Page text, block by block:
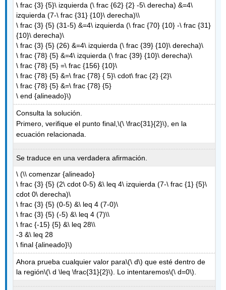
\ frac {3} {5}\ izquierda (\ frac {62} {2} -5\ derecha) &=4\
izquierda (7-\ frac {31} {10}\ derecha)\\
\ frac {3} {5} (31-5) &=4\ izquierda (\ frac {70} {10} -\ frac {31}
{10}\ derecha)\
\ frac {3} {5} (26) &=4\ izquierda (\ frac {39} {10}\ derecha)\
\ frac {78} {5} &=4\ izquierda (\ frac {39} {10}\ derecha)\
\ frac {78} {5} =\ frac {156} {10}\
\ frac {78} {5} &=\ frac {78} { 5}\ cdot\ frac {2} {2}\
\ frac {78} {5} &=\ frac {78} {5}
\ end {alineado}\)
Consulta la solución.
Primero, verifique el punto final,\(\ \frac{31}{2}\) , en la
ecuación relacionada.
Se traduce en una verdadera afirmación.
\ (\\ comenzar {alineado}
\ frac {3} {5} (2\ cdot 0-5) &\ leq 4\ izquierda (7-\ frac {1} {5}\
cdot 0\ derecha)\
\ frac {3} {5} (0-5) &\ leq 4 (7-0)\
\ frac {3} {5} (-5) &\ leq 4 (7)\\
\ frac {-15} {5} &\ leq 28\\
-3 &\ leq 28
\ final {alineado}\)
Ahora prueba cualquier valor para\(\ d\) que esté dentro de
la región\(\ d \leq \frac{31}{2}\) . Lo intentaremos\(\ d=0\)